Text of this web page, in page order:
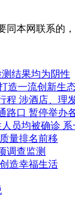
本网联系的，
结果均为阴性
造一流创新生
程 涉酒店、理
路口 暂停举办
员均被确诊 系
量排名前移
调查监测
造幸福生活